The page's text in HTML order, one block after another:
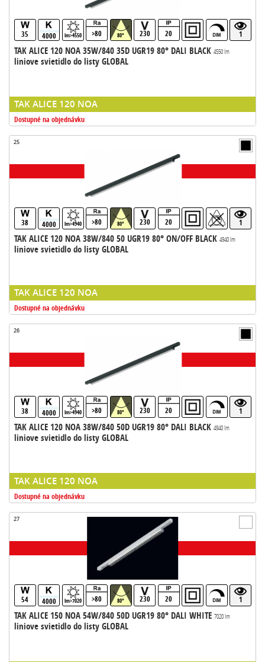
35 4000 lm>4550 >80 80° 230 20 1
TAK ALICE 120 NOA 35W/840 35D UGR19 80° DALI BLACK 4550 lm
liniove svietidlo do listy GLOBAL
TAK ALICE 120 NOA
Dostupné na objednávku
25
38 4000 lm>4940 >80 80° 230 20 1
TAK ALICE 120 NOA 38W/840 50 UGR19 80° ON/OFF BLACK 4940 lm
liniove svietidlo do listy GLOBAL
TAK ALICE 120 NOA
Dostupné na objednávku
26
38 4000 lm>4940 >80 80° 230 20 1
TAK ALICE 120 NOA 38W/840 50D UGR19 80° DALI BLACK 4940 lm
liniove svietidlo do listy GLOBAL
TAK ALICE 120 NOA
Dostupné na objednávku
27
54 4000 lm>7020 >80 80° 230 20 1
TAK ALICE 150 NOA 54W/840 50D UGR19 80° DALI WHITE 7020 lm
liniove svietidlo do listy GLOBAL